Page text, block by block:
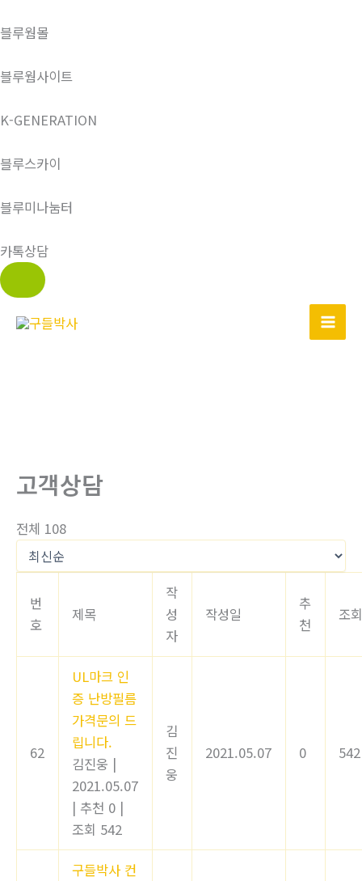
블루웜몰
블루웜사이트
K-GENERATION
블루스카이
블루미나눔터
카톡상담
고객상담
전체 108
번
호
제목
작
성
자
작성일
추
천
조
62
UL마크 인
증 난방필름
가격문의 드
립니다.
김진웅 |
2021.05.07
| 추천 0 |
조회 542
김
진
웅
2021.05.07 0 542
구들박사 컨